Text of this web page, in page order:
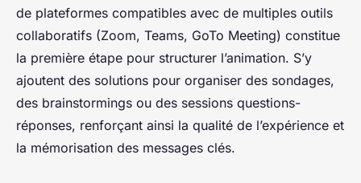
de plateformes compatibles avec de multiples outils
collaboratifs (Zoom, Teams, GoTo Meeting) constitue
la première étape pour structurer l’animation. S’y
ajoutent des solutions pour organiser des sondages,
des brainstormings ou des sessions questions-
réponses, renforçant ainsi la qualité de l’expérience et
la mémorisation des messages clés.